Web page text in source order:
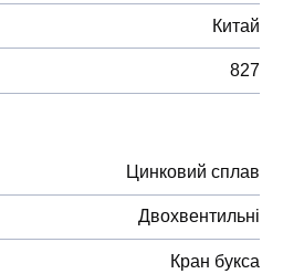
Китай
827
Цинковий сплав
Двохвентильні
Кран букса